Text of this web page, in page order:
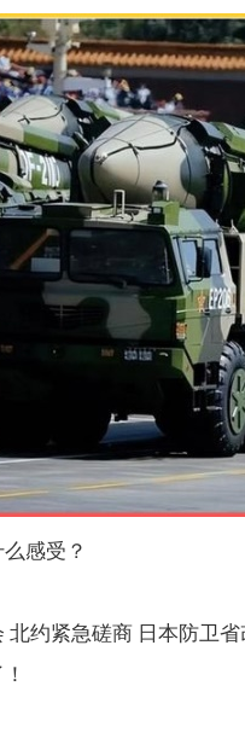
感受？
北约紧急磋商 日本防卫